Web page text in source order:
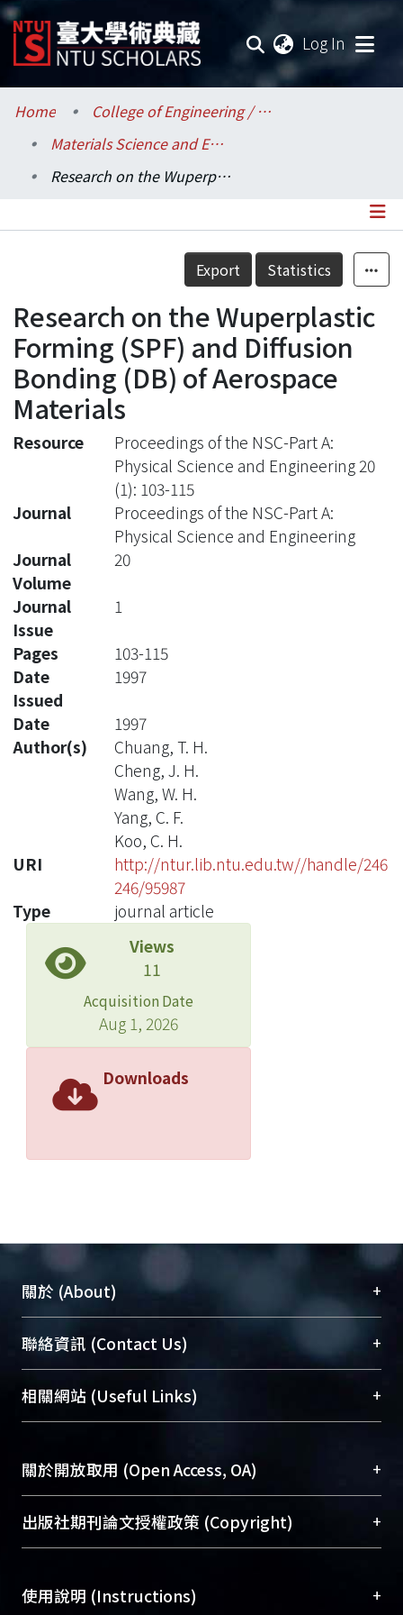
Log In
Communities & Collections
Research Outputs
Statistics
Home
College of Engineering / 工學院
Materials Science and Engineering / 材料科學與工程學系
Research on the Wuperplastic Forming (SPF) and Diffusion Bonding (DB) of Aerospace Materials
Details
Export Statistics
Research on the Wuperplastic
Forming (SPF) and Diffusion
Bonding (DB) of Aerospace
Materials
Resource
Proceedings of the NSC-Part A:
Physical Science and Engineering 20
(1): 103-115
Journal
Proceedings of the NSC-Part A:
Physical Science and Engineering
Journal
Volume
20
Journal
Issue
1
Pages
103-115
Date
Issued
1997
Date
1997
Author(s)
Chuang, T. H.
Cheng, J. H.
Wang, W. H.
Yang, C. F.
Koo, C. H.
URI
http://ntur.lib.ntu.edu.tw//handle/246
246/95987
Type
journal article
Views
11
Acquisition Date
Aug 1, 2026
Downloads
關於 (About) +
臺大位居世界頂尖大學之列，為永久珍藏及向國際
展現本校豐碩的研究成果及學術能量，圖書館整合
機構典藏（NTUR）與學術庫（AH）不同功能平
台，成為臺大學術典藏NTU scholars。期能整合研
成果。
To permanently archive and promote researcher
profiles and scholarly works, Library integrates the
services of “NTU Repository” with “Academic
聯絡資訊 (Contact Us) +
總館學科館員(Main Library)
醫學圖書館學科館員(Medical Library)
Sciences Library)
相關網站 (Useful Links) +
關於開放取用 (Open Access, OA) +
開放取用是從使用者角度提升資訊取用性的社會運
動，應用在學術研究上是透過將研究著作公開供使
用逐年攀升。同時可加速研究發展、提升研究影響
出版社期刊論文授權政策 (Copyright) +
含部分內容的版權非匯入者所有，或由第三方贊
使用說明 (Instructions) +